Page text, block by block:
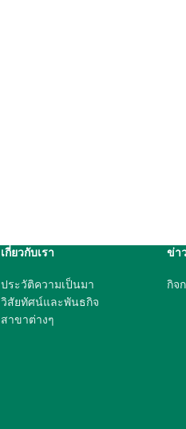
เกี่ยวกับเรา
ประวัติความเป็นมา
วิสัยทัศน์และพันธกิจ
สาขาต่างๆ
ข่า
กิจ